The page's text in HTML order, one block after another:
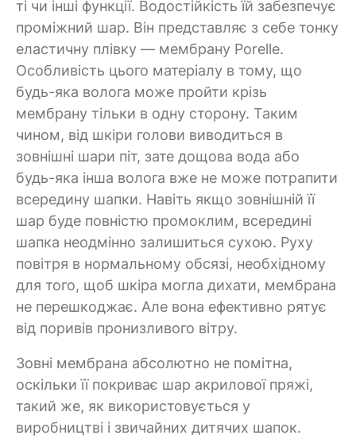
ті чи інші функції. Водостійкість їй забезпечує
проміжний шар. Він представляє з себе тонку
еластичну плівку — мембрану Porelle.
Особливість цього матеріалу в тому, що
будь-яка волога може пройти крізь
мембрану тільки в одну сторону. Таким
чином, від шкіри голови виводиться в
зовнішні шари піт, зате дощова вода або
будь-яка інша волога вже не може потрапити
всередину шапки. Навіть якщо зовнішній її
шар буде повністю промоклим, всередині
шапка неодмінно залишиться сухою. Руху
повітря в нормальному обсязі, необхідному
для того, щоб шкіра могла дихати, мембрана
не перешкоджає. Але вона ефективно рятує
від поривів пронизливого вітру.
Зовні мембрана абсолютно не помітна,
оскільки її покриває шар акрилової пряжі,
такий же, як використовується у
виробництві і звичайних дитячих шапок.